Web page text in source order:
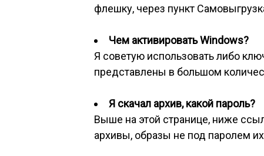
флешку, через пункт
Чем активировать Windows?
Я советую использовать либо
представлены в большом
Я скачал архив, какой пароль?
Выше на этой странице, ниже
архивы, образы не под паролем